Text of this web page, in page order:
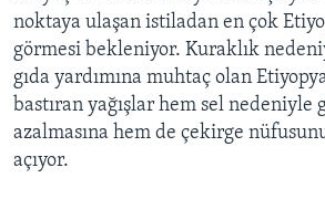
noktaya ulaşan istiladan en çok
görmesi bekleniyor. Kuraklık
gıda yardımına muhtaç olan
bastıran yağışlar hem sel nedeniyle
azalmasına hem de çekirge
açıyor.